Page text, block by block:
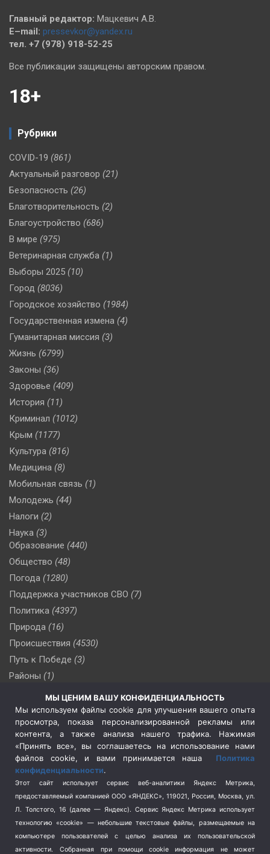
Главный редактор: Мацкевич А.В.
E–mail: pressevkor@yandex.ru
тел. +7 (978) 918-52-25
Все публикации защищены авторским правом.
18+
Рубрики
COVID-19 (861)
Актуальный разговор (21)
Безопасность (26)
Благотворительность (2)
Благоустройство (686)
В мире (975)
Ветеринарная служба (1)
Выборы 2025 (10)
Город (8036)
Городское хозяйство (1984)
Государственная измена (4)
Гуманитарная миссия (3)
Жизнь (6799)
Законы (36)
Здоровье (409)
История (11)
Криминал (1012)
Крым (1177)
Культура (816)
Медицина (8)
Мобильная связь (1)
Молодежь (44)
Налоги (2)
Наука (3)
Образование (440)
Общество (48)
Погода (1280)
Поддержка участников СВО (7)
Политика (4397)
Природа (16)
Происшествия (4530)
Путь к Победе (3)
Районы (1)
(510)
Сельское хозяйство (3)
Социальная политика
(3)
Спецоперация в Украине
Спецоперация на Украине
(404)
Спорт (740)
Терроризм (1)
Транспорт (262)
Туризм (178)
МЫ ЦЕНИМ ВАШУ КОНФИДЕНЦИАЛЬНОСТЬ
Мы используем файлы cookie для улучшения вашего опыта
просмотра, показа персонализированной рекламы или
контента, а также анализа нашего трафика. Нажимая
«Принять все», вы соглашаетесь на использование нами
файлов cookie, и вами принимается наша Политика
конфиденциальности.
Этот сайт использует сервис веб-аналитики Яндекс Метрика,
предоставляемый компанией ООО «ЯНДЕКС», 119021, Россия, Москва, ул.
Л. Толстого, 16 (далее — Яндекс). Сервис Яндекс Метрика использует
технологию «cookie» — небольшие текстовые файлы, размещаемые на
компьютере пользователей с целью анализа их пользовательской
активности.
Собранная при помощи cookie информация не может